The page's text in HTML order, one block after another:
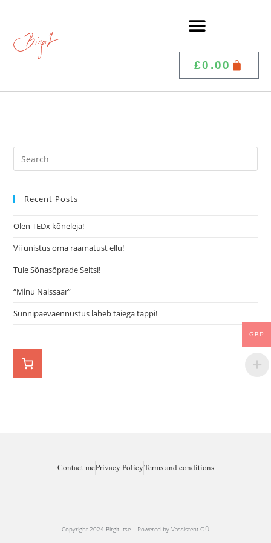
£0.00
Recent Posts
Olen TEDx kõneleja!
Vii unistus oma raamatust ellu!
Tule Sõnasõprade Seltsi!
“Minu Naissaar”
Sünnipäevaennustus läheb täiega täppi!
Contact mePrivacy PolicyTerms and conditions
Copyright 2024 Birgit Itse | Powered by Vassistent OÜ
GBP